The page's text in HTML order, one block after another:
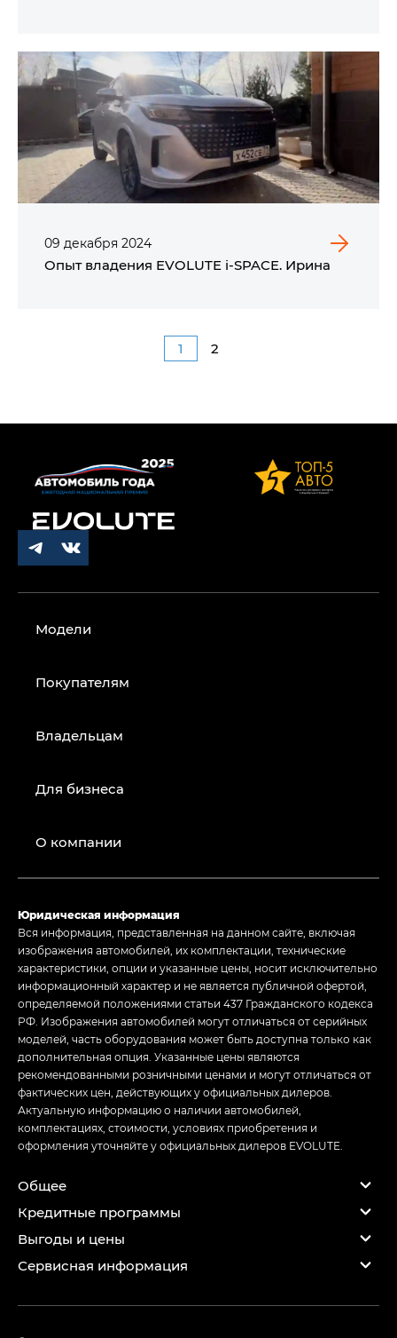
09 декабря 2024
Опыт владения EVOLUTE i‑SPACE. Ирина
1 2
Модели
Покупателям
Владельцам
Для бизнеса
О компании
Юридическая информация
Вся информация, представленная на данном сайте, включая
изображения автомобилей, их комплектации, технические
характеристики, опции и указанные цены, носит исключительно
информационный характер и не является публичной офертой,
определяемой положениями статьи 437 Гражданского кодекса
РФ. Изображения автомобилей могут отличаться от серийных
моделей, часть оборудования может быть доступна только как
дополнительная опция. Указанные цены являются
рекомендованными розничными ценами и могут отличаться от
фактических цен, действующих у официальных дилеров.
Актуальную информацию о наличии автомобилей,
комплектациях, стоимости, условиях приобретения и
оформления уточняйте у официальных дилеров EVOLUTE.
Общее
Кредитные программы
Выгоды и цены
Сервисная информация